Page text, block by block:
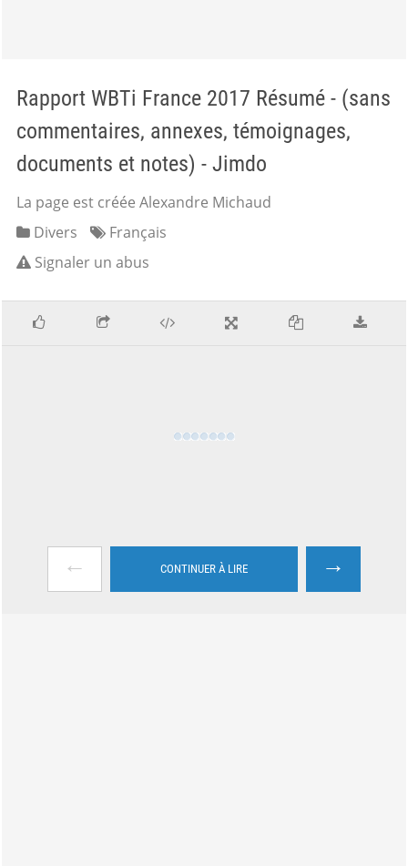
Rapport WBTi France 2017 Résumé - (sans
commentaires, annexes, témoignages,
documents et notes) - Jimdo
La page est créée Alexandre Michaud
Divers
Français
Signaler un abus
← CONTINUER À LIRE →